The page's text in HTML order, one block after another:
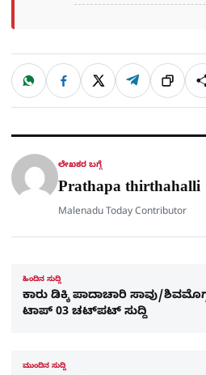
ಹಂಚಿಕೊಳ್ಳಿ
W
a
t
p
F
c
e
o
X T
l
e
a
ಲಿಂ
ಕ್
ಲೇಖಕರ ಬಗ್ಗೆ
Prathapa thirthahalli
Malenadu Today Contributor
ಹಿಂದಿನ ಸುದ್ದಿ
ಕಾರು ಡಿಕ್ಕಿ ಪಾದಾಚಾರಿ ಸಾವು/
ಟಾಪ್​ 03 ಚಟ್​ಪಟ್​​ ಸುದ್ದಿ
ಮುಂದಿನ ಸುದ್ದಿ